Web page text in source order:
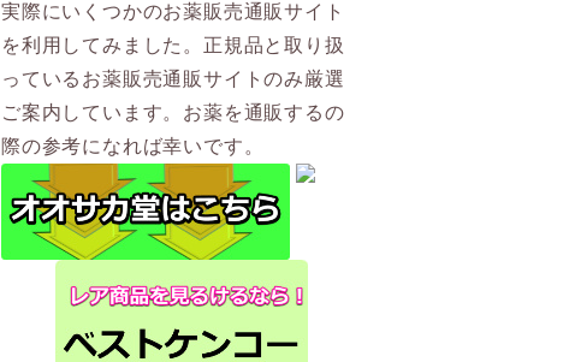
実際にいくつかのお薬販売通販サイト
を利用してみました。正規品と取り扱
っているお薬販売通販サイトのみ厳選
ご案内しています。お薬を通販するの
際の参考になれば幸いです。